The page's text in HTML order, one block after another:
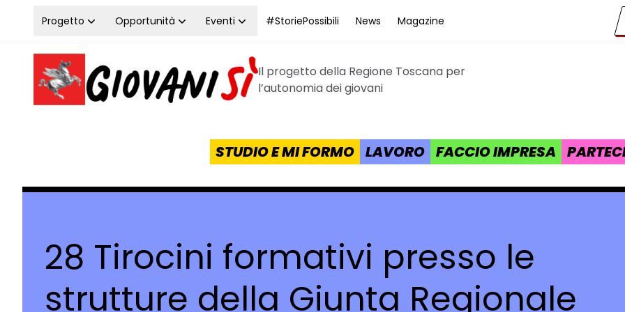
Vai al contenuto
Progetto Opportunità Eventi #StoriePossibili News Magazine
Homepage Giovanisì - Progetto della Regione Toscana
Il progetto della Regione Toscana per
l’autonomia dei giovani
STUDIO E MI FORMO LAVORO FACCIO IMPRESA
28 Tirocini formativi presso le
strutture della Giunta Regionale